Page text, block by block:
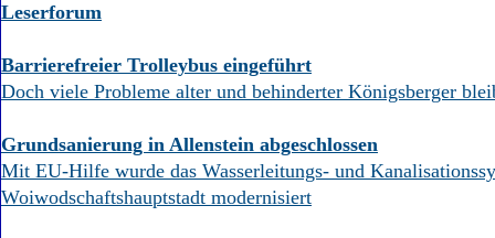
Leserforum
Barrierefreier Trolleybus eingeführt
Doch viele Probleme alter und behinderter Königsberger
Grundsanierung in Allenstein abgeschlossen
Mit EU-Hilfe wurde das Wasserleitungs- und
Woiwodschaftshauptstadt modernisiert